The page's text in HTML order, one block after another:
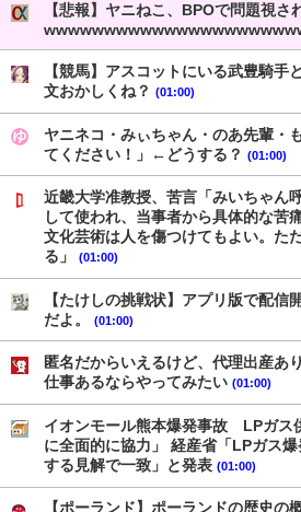
【悲報】ヤニねこ、BPOで問題視さ
【競馬】アスコットにいる武豊騎
文おかしくね？ (01:00)
ヤニネコ・みぃちゃん・のあ先輩・
てください！」←どうする？ (01:00)
近畿大学准教授、苦言「みいちゃん
して使われ、当事者から具体的な苦
文化芸術は人を傷つけてもよい。た
る」
(01:00)
【たけしの挑戦状】アプリ版で配
だよ。
(01:00)
匿名だからいえるけど、代理出産あ
仕事あるならやってみたい (01:00)
イオンモール熊本爆発事故 LPガス
に全面的に協力」 経産省「LPガス
する見解で一致」と発表 (01:00)
【ポーランド】ポーランドの歴史の